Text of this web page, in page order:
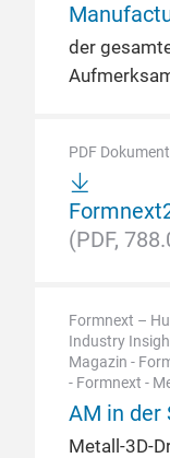
der
PDF Dokument
(PDF,
Formnext –
Industry
Magazin -
- Formnext -
AM in der
Metall-3D-